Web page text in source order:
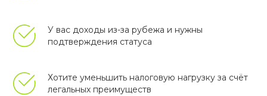
У вас доходы из-за рубежа и нужны
подтверждения статуса
Хотите уменьшить налоговую нагрузку за счёт
легальных преимуществ